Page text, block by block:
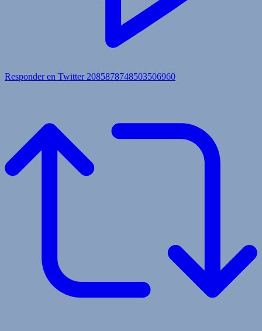
Responder en Twitter 2085878748503506960